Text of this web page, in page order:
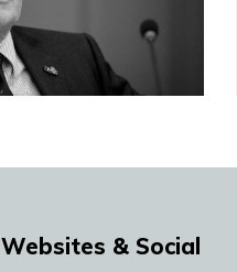
Websites & Social